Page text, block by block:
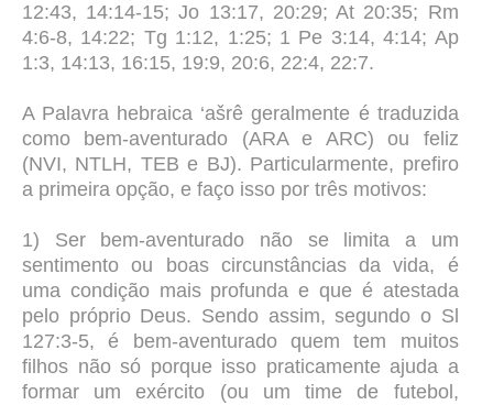
12:43, 14:14-15; Jo 13:17, 20:29; At 20:35; Rm
4:6-8, 14:22; Tg 1:12, 1:25; 1 Pe 3:14, 4:14; Ap
1:3, 14:13, 16:15, 19:9, 20:6, 22:4, 22:7.
A Palavra hebraica ‘ašrê geralmente é traduzida
como bem-aventurado (ARA e ARC) ou feliz
(NVI, NTLH, TEB e BJ). Particularmente, prefiro
a primeira opção, e faço isso por três motivos:
1) Ser bem-aventurado não se limita a um
sentimento ou boas circunstâncias da vida, é
uma condição mais profunda e que é atestada
pelo próprio Deus. Sendo assim, segundo o Sl
127:3-5, é bem-aventurado quem tem muitos
filhos não só porque isso praticamente ajuda a
formar um exército (ou um time de futebol,